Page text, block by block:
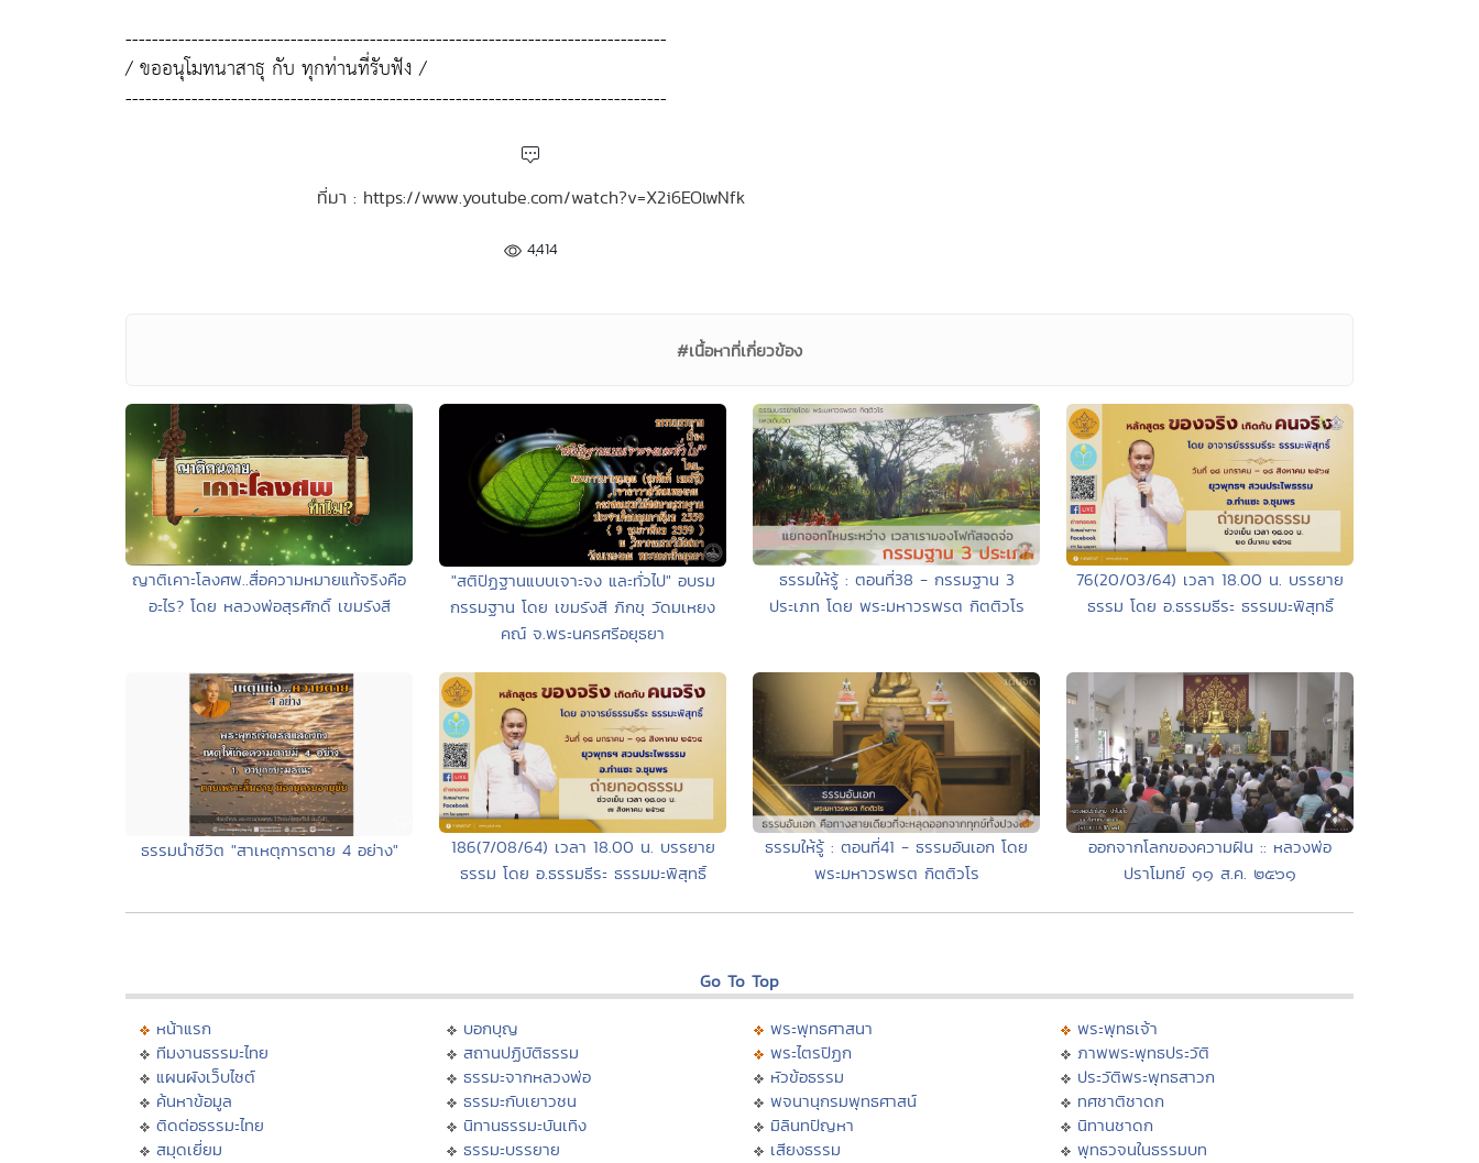
----------------------------------------------------------------------------------
/ ขออนุโมทนาสาธุ กับ ทุกท่านที่รับฟัง /
----------------------------------------------------------------------------------
ที่มา : https://www.youtube.com/watch?v=X2i6EOlwNfk
4,414
#เนื้อหาที่เกี่ยวข้อง
ญาติเคาะโลงศพ..สื่อความหมายแท้จริงคือ
อะไร? โดย หลวงพ่อสุรศักดิ์ เขมรังสี
"สติปัฏฐานแบบเจาะจง และทั่วไป" อบรม
กรรมฐาน โดย เขมรังสี ภิกขุ วัดมเหยง
คณ์ จ.พระนครศรีอยุธยา
ธรรมให้รู้ : ตอนที่38 - กรรมฐาน 3
ประเภท โดย พระมหาวรพรต กิตติวโร
76(20/03/64) เวลา 18.00 น. บรรยาย
ธรรม โดย อ.ธรรมธีระ ธรรมมะพิสุทธิ์
ธรรมนำชีวิต "สาเหตุการตาย 4 อย่าง"
186(7/08/64) เวลา 18.00 น. บรรยาย
ธรรม โดย อ.ธรรมธีระ ธรรมมะพิสุทธิ์
ธรรมให้รู้ : ตอนที่41 - ธรรมอันเอก โดย
พระมหาวรพรต กิตติวโร
ออกจากโลกของความฝัน :: หลวงพ่อ
ปราโมทย์ ๑๑ ส.ค. ๒๕๖๑
Go To Top
หน้าแรก
ทีมงานธรรมะไทย
แผนผังเว็บไซต์
ค้นหาข้อมูล
ติดต่อธรรมะไทย
สมุดเยี่ยม
บอกบุญ
สถานปฏิบัติธรรม
ธรรมะจากหลวงพ่อ
ธรรมะกับเยาวชน
นิทานธรรมะบันเทิง
ธรรมะบรรยาย
พระพุทธศาสนา
พระไตรปิฏก
หัวข้อธรรม
พจนานุกรมพุทธศาสน์
มิลินทปัญหา
เสียงธรรม
พระพุทธเจ้า
ภาพพระพุทธประวัติ
ประวัติพระพุทธสาวก
ทศชาติชาดก
นิทานชาดก
พุทธวจนในธรรมบท